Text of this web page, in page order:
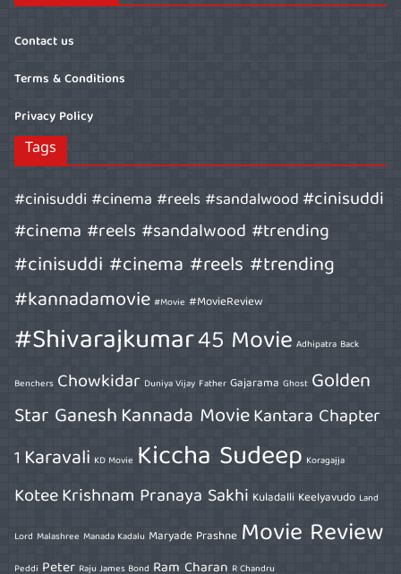
Contact us
Terms & Conditions
Privacy Policy
Tags
#cinisuddi #cinema #reels #sandalwood#cinisuddi
#cinema #reels #sandalwood #trending
#cinisuddi #cinema #reels #trending
#kannadamovie #Movie #MovieReview
#Shivarajkumar45 Movie Adhipatra Back
Benchers Chowkidar Duniya Vijay Father Gajarama Ghost Golden
Star GaneshKannada MovieKantara Chapter
1 Karavali KD Movie Kiccha Sudeep Koragajja
KoteeKrishnam Pranaya Sakhi Kuladalli Keelyavudo Land
Lord Malashree Manada Kadalu Maryade Prashne Movie Review
Peddi Peter Raju James Bond Ram Charan R Chandru